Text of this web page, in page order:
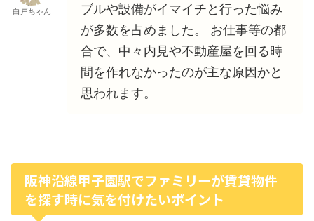
白戸ちゃん
ブルや設備がイマイチと行った悩み
が多数を占めました。 お仕事等の都
合で、中々内見や不動産屋を回る時
間を作れなかったのが主な原因かと
思われます。
阪神沿線甲子園駅でファミリーが賃貸物件
を探す時に気を付けたいポイント